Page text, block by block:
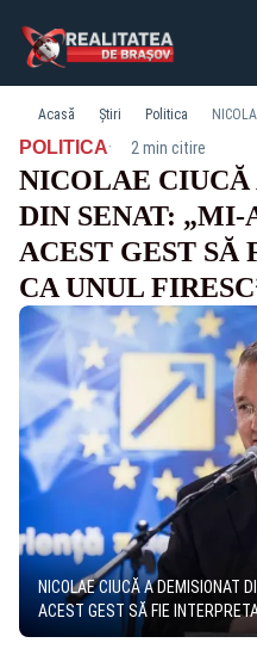
Acasă Știri Politica
POLITICA· 2 min citire
NICOLAE
DIN SENAT: „MI-
ACEST GEST SĂ
CA UNUL
NICOLAE CIUCĂ A DEMISIONAT
ACEST GEST SĂ FIE